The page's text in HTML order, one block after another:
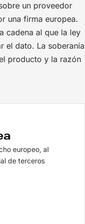
un proveedor
una firma europea.
cadena al que la ley
el dato. La soberanía
producto y la razón
europeo, al
de terceros